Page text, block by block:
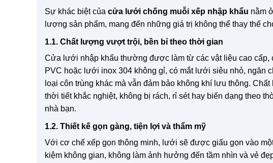
Sự khác biệt của cửa lưới chống muỗi xếp nhập khẩu nằm
lượng sản phẩm, mang đến những giá trị không thể thay thế
1.1. Chất lượng vượt trội, bền bỉ theo thời gian
Cửa lưới nhập khẩu thường được làm từ các vật liệu cao
PVC hoặc lưới inox 304 không gỉ, có mắt lưới siêu nhỏ, ngăn
loại côn trùng khác mà vẫn đảm bảo không khí lưu thông.
thời tiết khắc nghiệt, không bị rách, rỉ sét hay biến dạng theo
nhà bạn.
1.2. Thiết kế gọn gàng, tiện lợi và thẩm mỹ
Với cơ chế xếp gọn thông minh, lưới sẽ được giấu gọn vào
kiệm không gian, không làm ảnh hưởng đến tầm nhìn và vẻ